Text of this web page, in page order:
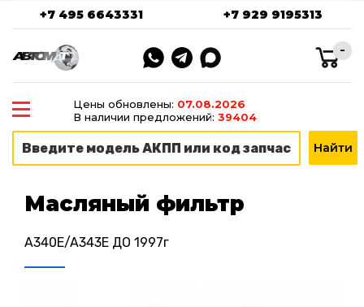
+7 495 6643331 +7 929 9195313
-
Цены обновлены: 07.08.2026
В наличии предложений: 39404
Масляный фильтр
A340E/A343E ДО 1997г